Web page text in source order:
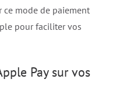
mode de paiement
pour faciliter vos
Pay sur vos